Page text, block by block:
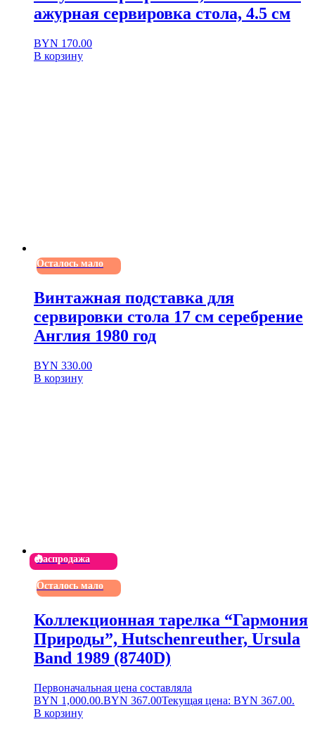
ажурная сервировка стола, 4.5 см
BYN 170.00
В корзину
Осталось мало
Винтажная подставка для
сервировки стола 17 см серебрение
Англия 1980 год
BYN 330.00
В корзину
Распродажа
Осталось мало
Коллекционная тарелка “Гармония
Природы”, Hutschenreuther, Ursula
Band 1989 (8740D)
Первоначальная цена составляла
BYN 1,000.00.BYN 367.00Текущая цена: BYN 367.00.
В корзину